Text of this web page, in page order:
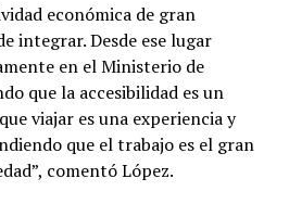
económica de gran
integrar. Desde ese lugar
en el Ministerio de
que la accesibilidad es un
viajar es una experiencia y
que el trabajo es el gran
comentó López.